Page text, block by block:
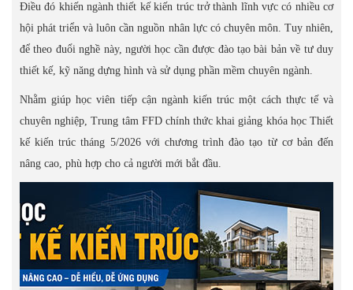
Điều đó khiến ngành thiết kế kiến trúc trở thành lĩnh vực có nhiều cơ
hội phát triển và luôn cần nguồn nhân lực có chuyên môn. Tuy nhiên,
để theo đuổi nghề này, người học cần được đào tạo bài bản về tư duy
thiết kế, kỹ năng dựng hình và sử dụng phần mềm chuyên ngành.
Nhằm giúp học viên tiếp cận ngành kiến trúc một cách thực tế và
chuyên nghiệp, Trung tâm FFD chính thức khai giảng khóa học Thiết
kế kiến trúc tháng 5/2026 với chương trình đào tạo từ cơ bản đến
nâng cao, phù hợp cho cả người mới bắt đầu.